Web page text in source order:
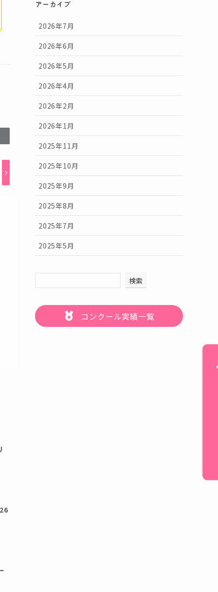
アーカイブ
2026年7月
2026年6月
2026年5月
2026年4月
2026年2月
2026年1月
2025年11月
2025年10月
2025年9月
2025年8月
2025年7月
2025年5月
検索
コンクール実績一覧